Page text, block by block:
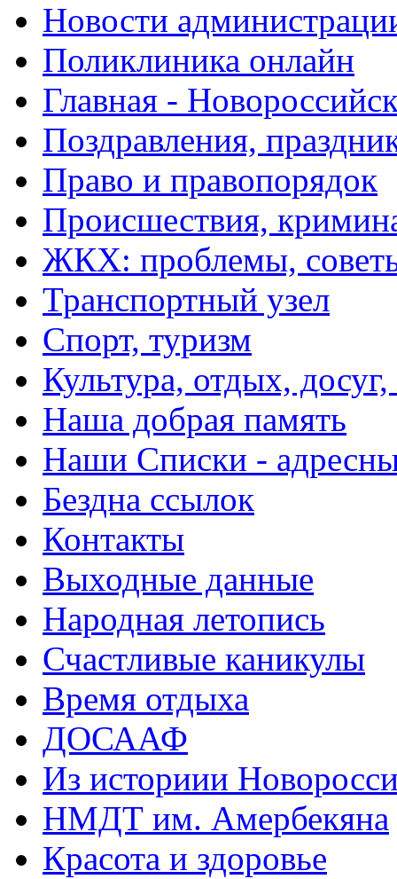
Новости
Поликлиника онлайн
Главная -
Поздравления,
Право и правопорядок
Происшествия,
ЖКХ: проблемы,
Транспортный узел
Спорт, туризм
Культура, отдых,
Наша добрая память
Наши Списки -
Бездна ссылок
Контакты
Выходные данные
Народная летопись
Счастливые каникулы
Время отдыха
ДОСААФ
Из историии
НМДТ им. Амербекяна
Красота и здоровье